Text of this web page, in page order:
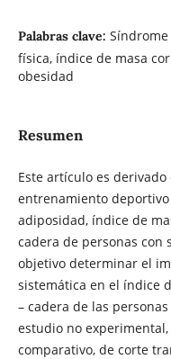
Palabras clave:
física, índice de masa
obesidad
Resumen
Este artículo es
entrenamiento
adiposidad, índice de
cadera de personas con
objetivo determinar el
sistemática en el índice
– cadera de las
estudio no
comparativo, de corte